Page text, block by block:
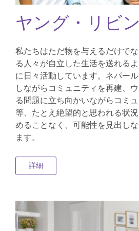
ヤング・リビ
私たちはただ物を与えるだけで
る人々が自立した生活を送れる
に日々活動しています。ネパー
しながらコミュニティを再建、
る問題に立ち向かいながらコミ
等、たとえ絶望的と思われる状
めることなく、可能性を見出し
ます。
詳細